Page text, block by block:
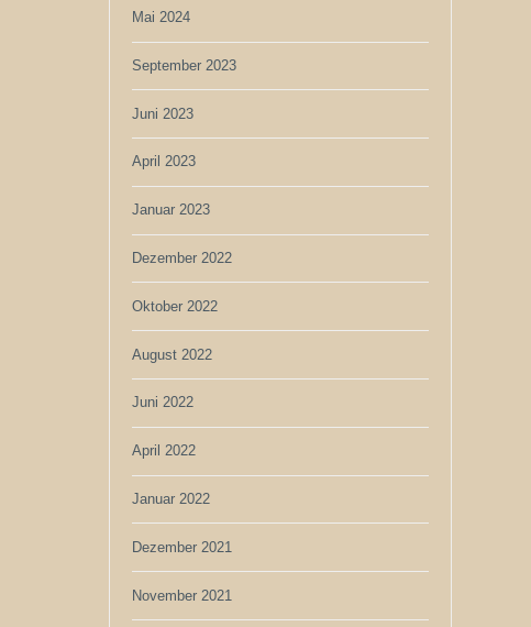
Mai 2024
September 2023
Juni 2023
April 2023
Januar 2023
Dezember 2022
Oktober 2022
August 2022
Juni 2022
April 2022
Januar 2022
Dezember 2021
November 2021